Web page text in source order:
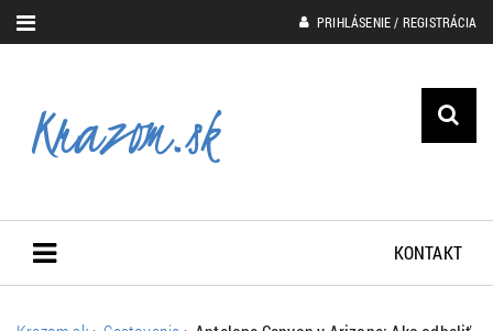
PRIHLÁSENIE / REGISTRÁCIA
KONTAKT